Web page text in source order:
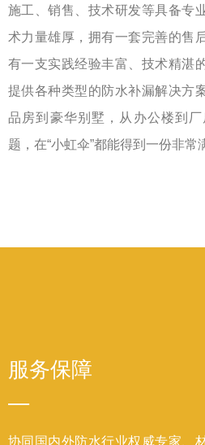
施工、销售、技术研发等具备专
术力量雄厚，拥有一套完善的售
有一支实践经验丰富、技术精湛
提供各种类型的防水补漏解决方
品房到豪华别墅，从办公楼到
题，在“小虹伞”都能得到一份非常
服务保障
—
协同国内外防水行业权威专家、